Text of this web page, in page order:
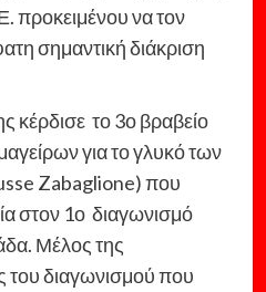
προκειμένου να τον
σημαντική διάκριση
κέρδισε το 3ο βραβείο
για το γλυκό των
Zabaglione) που
στον 1ο διαγωνισμό
Μέλος της
του διαγωνισμού που